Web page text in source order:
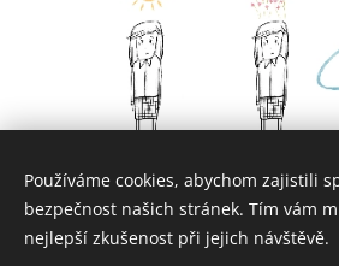
Používáme cookies, abychom zajistili
bezpečnost našich stránek. Tím vám
nejlepší zkušenost při jejich návštěvě.